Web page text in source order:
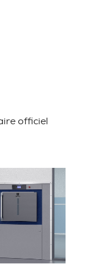
officiel